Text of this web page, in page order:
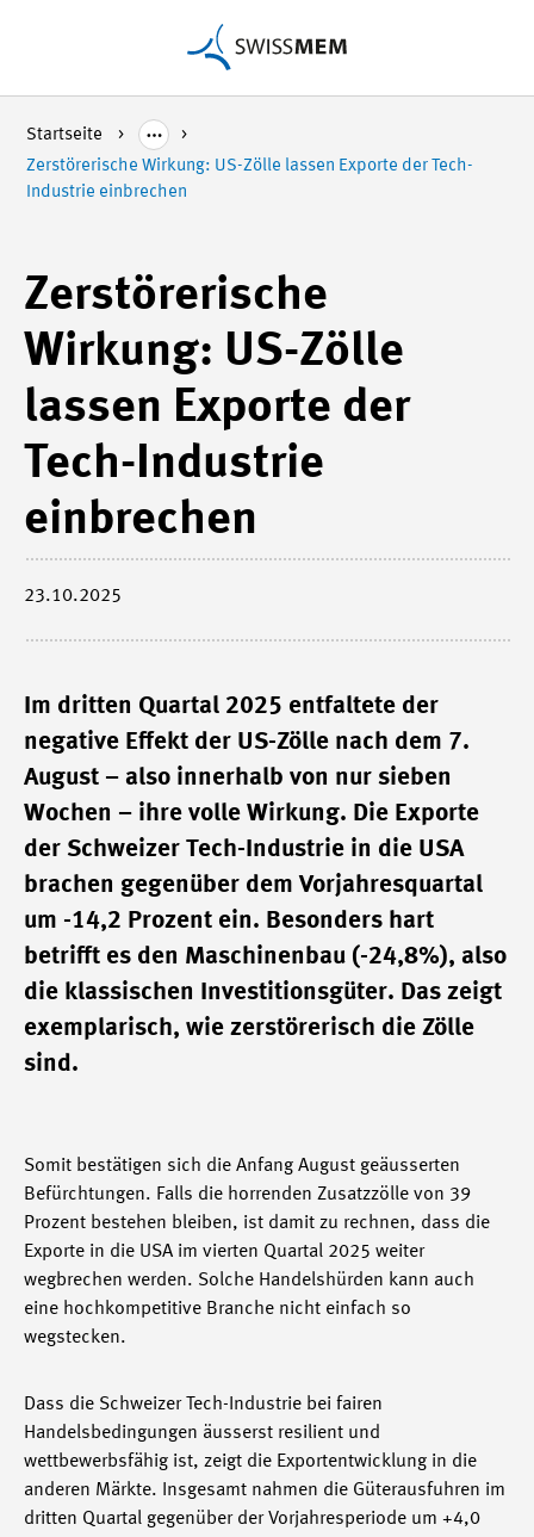
Startseite
Zerstörerische Wirkung: US-Zölle lassen Exporte der Tech-
Industrie einbrechen
Zerstörerische
Wirkung: US-Zölle
lassen Exporte der
Tech-Industrie
einbrechen
23.10.2025
Im dritten Quartal 2025 entfaltete der
negative Effekt der US-Zölle nach dem 7.
August – also innerhalb von nur sieben
Wochen – ihre volle Wirkung. Die Exporte
der Schweizer Tech-Industrie in die USA
brachen gegenüber dem Vorjahresquartal
um -14,2 Prozent ein. Besonders hart
betrifft es den Maschinenbau (-24,8%), also
die klassischen Investitionsgüter. Das zeigt
exemplarisch, wie zerstörerisch die Zölle
sind.
Somit bestätigen sich die Anfang August geäusserten
Befürchtungen. Falls die horrenden Zusatzzölle von 39
Prozent bestehen bleiben, ist damit zu rechnen, dass die
Exporte in die USA im vierten Quartal 2025 weiter
wegbrechen werden. Solche Handelshürden kann auch
eine hochkompetitive Branche nicht einfach so
wegstecken.
Dass die Schweizer Tech-Industrie bei fairen
Handelsbedingungen äusserst resilient und
wettbewerbsfähig ist, zeigt die Exportentwicklung in die
anderen Märkte. Insgesamt nahmen die Güterausfuhren im
dritten Quartal gegenüber der Vorjahresperiode um +4,0